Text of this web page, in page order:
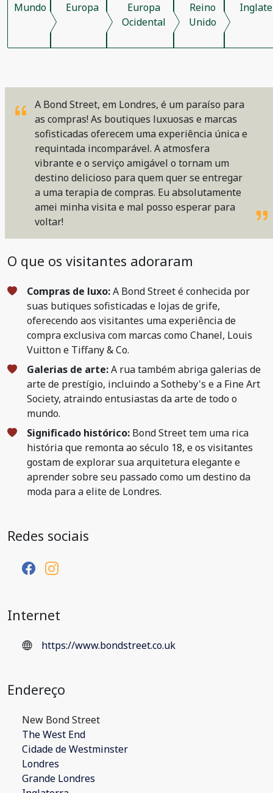
Mundo Europa
Europa
Ocidental
Reino
Unido
A Bond Street, em Londres, é um paraíso para
as compras! As boutiques luxuosas e marcas
sofisticadas oferecem uma experiência única e
requintada incomparável. A atmosfera
vibrante e o serviço amigável o tornam um
destino delicioso para quem quer se entregar
a uma terapia de compras. Eu absolutamente
amei minha visita e mal posso esperar para
voltar!
O que os visitantes adoraram
Compras de luxo:A Bond Street é conhecida por
suas butiques sofisticadas e lojas de grife,
oferecendo aos visitantes uma experiência de
compra exclusiva com marcas como Chanel, Louis
Vuitton e Tiffany & Co.
Galerias de arte:A rua também abriga galerias de
arte de prestígio, incluindo a Sotheby's e a Fine Art
Society, atraindo entusiastas da arte de todo o
mundo.
Significado histórico: Bond Street tem uma rica
história que remonta ao século 18, e os visitantes
gostam de explorar sua arquitetura elegante e
aprender sobre seu passado como um destino da
moda para a elite de Londres.
Redes sociais
Internet
https://www.bondstreet.co.uk
Endereço
New Bond Street
The West End
Cidade de Westminster
Londres
Grande Londres